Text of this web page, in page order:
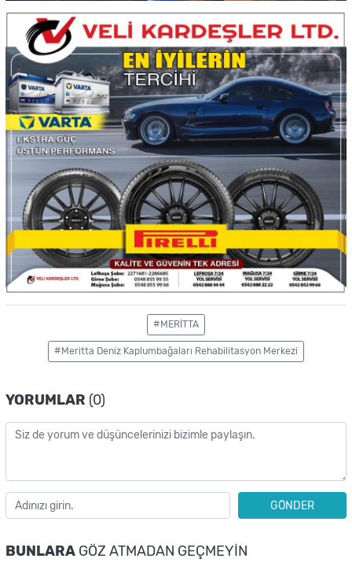
#MERİTTA
#Meritta Deniz Kaplumbağaları Rehabilitasyon Merkezi
YORUMLAR (0)
GÖNDER
BUNLARA GÖZ ATMADAN GEÇMEYIN